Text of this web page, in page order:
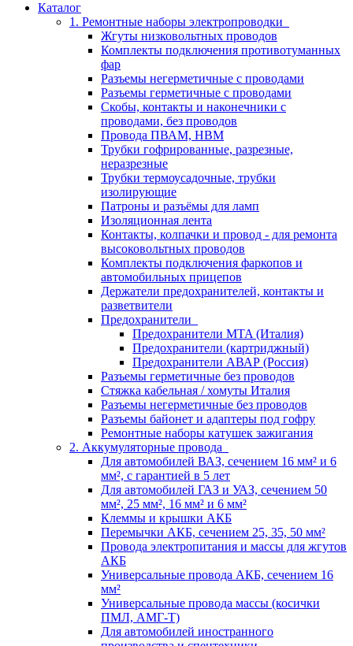
Каталог
1. Ремонтные наборы электропроводки
Жгуты низковольтных проводов
Комплекты подключения противотуманных
фар
Разъемы негерметичные с проводами
Разъемы герметичные с проводами
Скобы, контакты и наконечники с
проводами, без проводов
Провода ПВАМ, НВМ
Трубки гофрированные, разрезные,
неразрезные
Трубки термоусадочные, трубки
изолирующие
Патроны и разъёмы для ламп
Изоляционная лента
Контакты, колпачки и провод - для ремонта
высоковольтных проводов
Комплекты подключения фаркопов и
автомобильных прицепов
Держатели предохранителей, контакты и
разветвители
Предохранители
Предохранители MTA (Италия)
Предохранители (картриджный)
Предохранители АВАР (Россия)
Разъемы герметичные без проводов
Стяжка кабельная / хомуты Италия
Разъемы негерметичные без проводов
Разъемы байонет и адаптеры под гофру
Ремонтные наборы катушек зажигания
2. Аккумуляторные провода
Для автомобилей ВАЗ, сечением 16 мм² и 6
мм², с гарантией в 5 лет
Для автомобилей ГАЗ и УАЗ, сечением 50
мм², 25 мм², 16 мм² и 6 мм²
Клеммы и крышки АКБ
Перемычки АКБ, сечением 25, 35, 50 мм²
Провода электропитания и массы для жгутов
АКБ
Универсальные провода АКБ, сечением 16
мм²
Универсальные провода массы (косички
ПМЛ, АМГ-Т)
Для автомобилей иностранного